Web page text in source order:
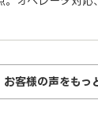
お客様の声をもっ